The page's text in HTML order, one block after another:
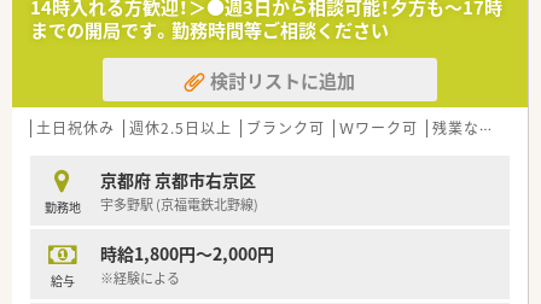
14時入れる方歓迎！＞●週3日から相談可能！夕方も～17時
までの開局です。勤務時間等ご相談ください
検討リストに追加
土日祝休み 週休2.5日以上 ブランク可 Ｗワーク可 残業なし(ほぼなし含む)
勤務地
京都府 京都市右京区
宇多野駅 (京福電鉄北野線)
給与
時給1,800円～2,000円
※経験による